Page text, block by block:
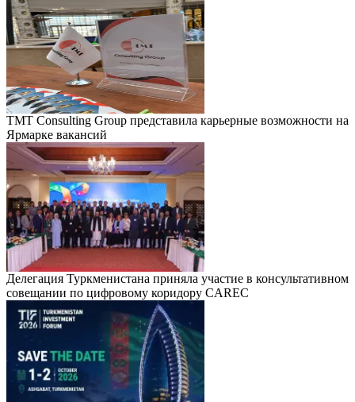
TMT Consulting Group представила карьерные возможности на
Ярмарке вакансий
Делегация Туркменистана приняла участие в консультативном
совещании по цифровому коридору CAREC